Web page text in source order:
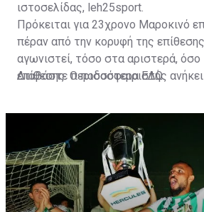
ιστοσελίδας, leh25sport.
Πρόκειται για 23χρονο Μαροκινό
πέραν από την κορυφή της
αγωνιστεί, τόσο στα αριστερά, όσο
επίθεσης. Ο ποδοσφαιριστής
2026.
Διαβάστε περισσότεραΕΔΩ.